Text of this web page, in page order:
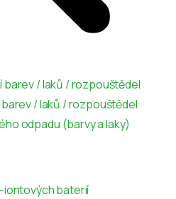
barev / laků / rozpouštědel
/ laků / rozpouštědel
odpadu (barvy a laky)
iontových baterií